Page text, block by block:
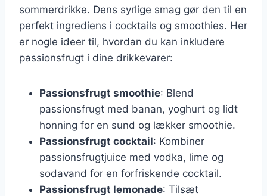
sommerdrikke. Dens syrlige smag gør den til en
perfekt ingrediens i cocktails og smoothies. Her
er nogle ideer til, hvordan du kan inkludere
passionsfrugt i dine drikkevarer:
Passionsfrugt smoothie: Blend
passionsfrugt med banan, yoghurt og lidt
honning for en sund og lækker smoothie.
Passionsfrugt cocktail: Kombiner
passionsfrugtjuice med vodka, lime og
sodavand for en forfriskende cocktail.
Passionsfrugt lemonade: Tilsæt